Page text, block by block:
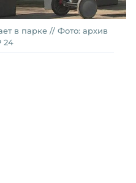
в парке // Фото: архив
24